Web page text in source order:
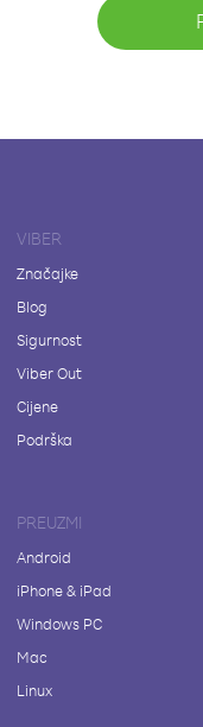
VIBER
Značajke
Blog
Sigurnost
Viber Out
Cijene
Podrška
PREUZMI
Android
iPhone & iPad
Windows PC
Mac
Linux